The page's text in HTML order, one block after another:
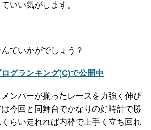
いい気がします。
ていかがでしょう？
グランキング(C)で公開中
ンバーが揃ったレースを力強く伸び
今回と同舞台でかなりの好時計で勝
らい走れれば内枠で上手く立ち回れ